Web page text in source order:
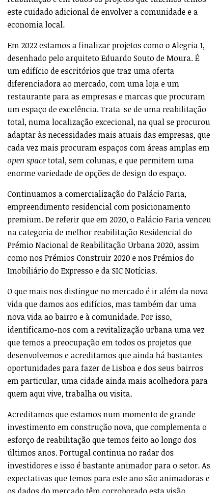
este cuidado adicional de envolver a comunidade e a
economia local.
Em 2022 estamos a finalizar projetos como o Alegria 1,
desenhado pelo arquiteto Eduardo Souto de Moura. É
um edifício de escritórios que traz uma oferta
diferenciadora ao mercado, com uma loja e um
restaurante para as empresas e marcas que procuram
um espaço de excelência. Trata-se de uma reabilitação
total, numa localização excecional, na qual se procurou
adaptar às necessidades mais atuais das empresas, que
cada vez mais procuram espaços com áreas amplas em
open spacetotal, sem colunas, e que permitem uma
enorme variedade de opções de design do espaço.
Continuamos a comercialização do Palácio Faria,
empreendimento residencial com posicionamento
premium. De referir que em 2020, o Palácio Faria venceu
na categoria de melhor reabilitação Residencial do
Prémio Nacional de Reabilitação Urbana 2020, assim
como nos Prémios Construir 2020 e nos Prémios do
Imobiliário do Expresso e da SIC Notícias.
O que mais nos distingue no mercado é ir além da nova
vida que damos aos edifícios, mas também dar uma
nova vida ao bairro e à comunidade. Por isso,
identificamo-nos com a revitalização urbana uma vez
que temos a preocupação em todos os projetos que
desenvolvemos e acreditamos que ainda há bastantes
oportunidades para fazer de Lisboa e dos seus bairros
em particular, uma cidade ainda mais acolhedora para
quem aqui vive, trabalha ou visita.
Acreditamos que estamos num momento de grande
investimento em construção nova, que complementa o
esforço de reabilitação que temos feito ao longo dos
últimos anos. Portugal continua no radar dos
investidores e isso é bastante animador para o setor. As
expectativas que temos para este ano são animadoras e